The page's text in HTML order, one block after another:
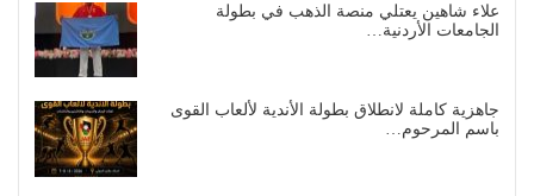
علاء شاهين يعتلي منصة الذهب في بطولة
الجامعات الأردنية…
جاهزية كاملة لانطلاق بطولة الأندية لألعاب القوى
باسم المرحوم…